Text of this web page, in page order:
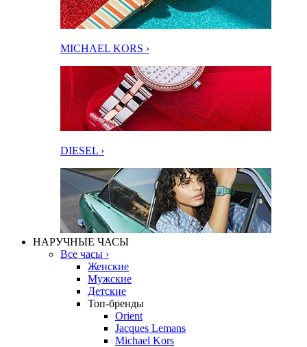
MICHAEL KORS ›
DIESEL ›
НАРУЧНЫЕ ЧАСЫ
Все часы ›
Женские
Мужские
Детские
Топ-бренды
Orient
Jacques Lemans
Michael Kors